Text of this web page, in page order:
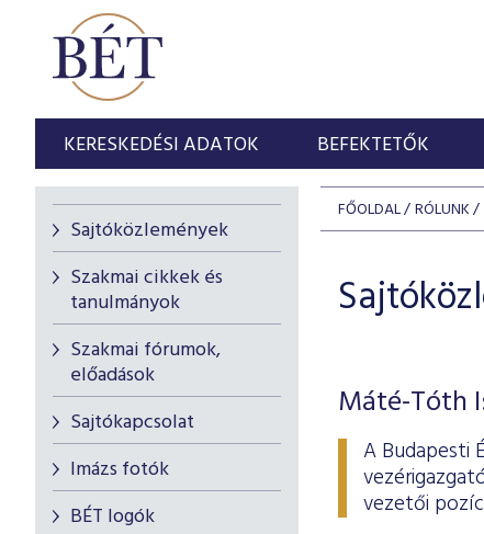
KERESKEDÉSI ADATOK BEFEKTETŐK
Sajtóközlemények
Szakmai cikkek és
tanulmányok
Szakmai fórumok,
előadások
Sajtókapcsolat
Imázs fotók
BÉT logók
FŐOLDAL RÓLUNK
Máté-Tóth
A Budapesti
vezetői